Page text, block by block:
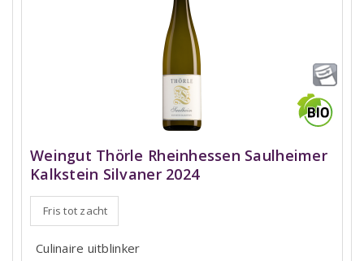
Weingut Thörle Rheinhessen Saulheimer
Kalkstein Silvaner 2024
Fris tot zacht
Culinaire uitblinker